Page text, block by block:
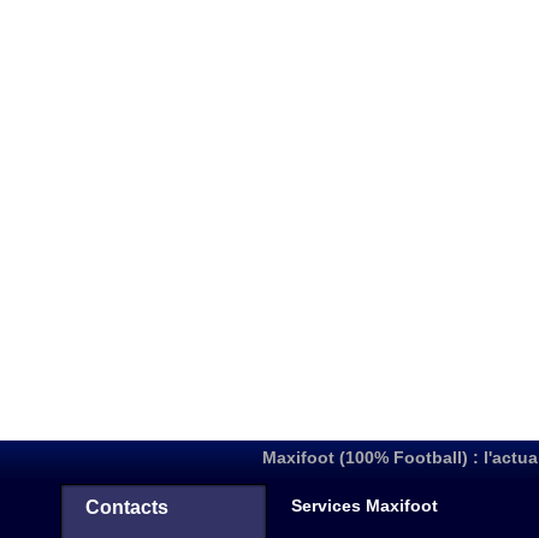
Maxifoot (100% Football) :
Contacts Services Maxifoot